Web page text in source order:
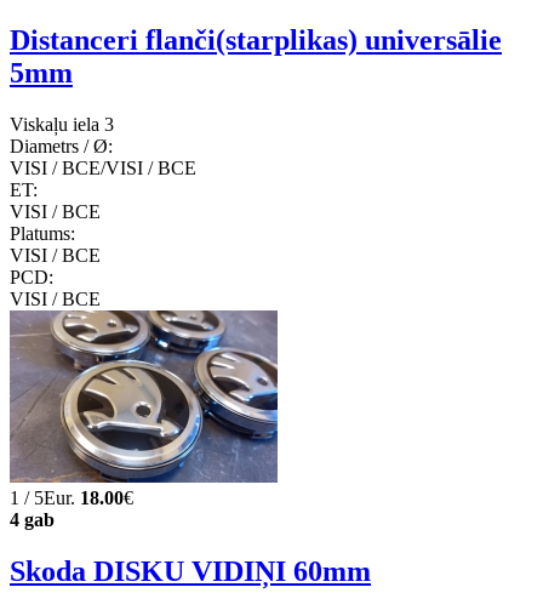
Distanceri flanči(starplikas) universālie
5mm
Viskaļu iela 3
Diametrs / Ø:
VISI / ВСЕ/VISI / ВСЕ
ET:
VISI / ВСЕ
Platums:
VISI / ВСЕ
PCD:
VISI / ВСЕ
1 / 5Eur. 18.00€
4 gab
Skoda DISKU VIDIŅI 60mm